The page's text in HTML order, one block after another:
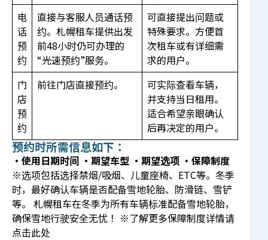
电
话
预
约
直接与客服人员通话预
约。札幌租车提供出发
前48小时仍可办理的
“光速预约”服务。
可直接提出问题或
特殊要求。方便首
次租车或有详细需
求的用户。
门
店
预
约
前往门店直接预约。
可实际查看车辆，
并支持当日租用。
适合希望亲眼确认
后再决定的用户。
预约时所需信息如下：
・使用日期时间 ・期望车型 ・期望选项 ・保障制度
※选项包括选择禁烟/吸烟、儿童座椅、ETC等。冬季
时，最好确认车辆是否配备雪地轮胎、防滑链、雪铲
等。 札幌租车在冬季为所有车辆标准配备雪地轮胎，
确保雪地行驶安全无忧！ ※了解更多保障制度详情请
点击此处